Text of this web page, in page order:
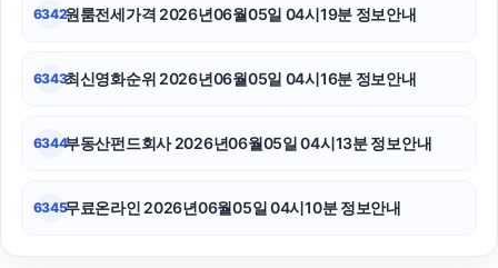
6342원룸전세가격 2026년06월05일 04시19분 정보안내
6343최신영화순위 2026년06월05일 04시16분 정보안내
6344부동산펀드회사 2026년06월05일 04시13분 정보안내
6345무료온라인 2026년06월05일 04시10분 정보안내